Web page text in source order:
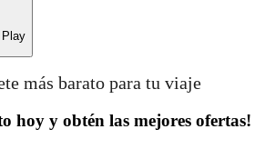
Play
más barato para tu viaje
hoy y obtén las mejores ofertas!